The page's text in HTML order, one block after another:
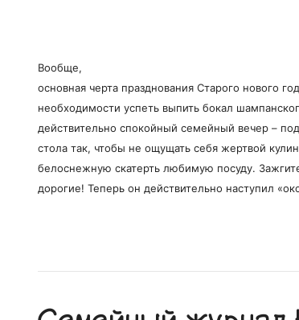
Вообще,
основная черта празднования Старого нового
необходимости успеть выпить бокал
действительно спокойный семейный вечер –
стола так, чтобы не ощущать себя жертвой
белоснежную скатерть любимую посуду.
дорогие! Теперь он действительно наступил